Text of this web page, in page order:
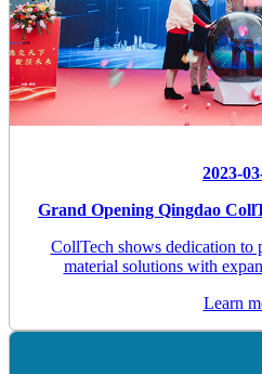
2023-
Grand Opening Qingdao
CollTech shows dedication to
material solutions with
Learn